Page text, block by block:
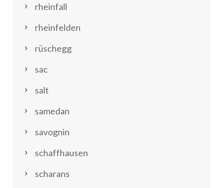
rheinfall
rheinfelden
rüschegg
sac
salt
samedan
savognin
schaffhausen
scharans